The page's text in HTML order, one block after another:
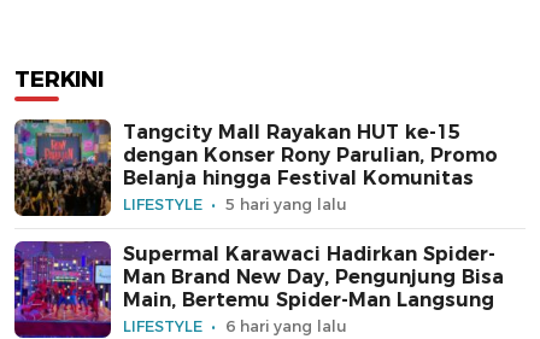
TERKINI
Tangcity Mall Rayakan HUT ke-15
dengan Konser Rony Parulian, Promo
Belanja hingga Festival Komunitas
LIFESTYLE 5 hari yang lalu
Supermal Karawaci Hadirkan Spider-
Man Brand New Day, Pengunjung Bisa
Main, Bertemu Spider-Man Langsung
LIFESTYLE 6 hari yang lalu